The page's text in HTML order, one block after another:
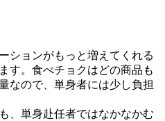
ションがもっと増えてくれる
す。食べチョクはどの商品も
なので、単身者には少し負担
、単身赴任者ではなかなかむ